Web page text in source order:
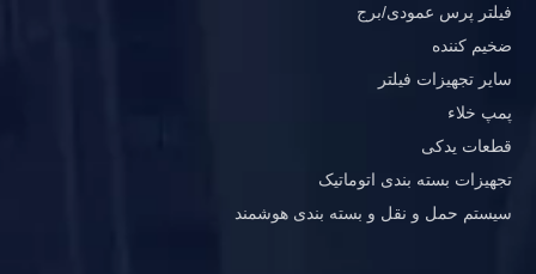
فیلتر پرس عمودی/برج
ضخیم کننده
سایر تجهیزات فیلتر
پمپ خلاء
قطعات یدکی
تجهیزات بسته بندی اتوماتیک
سیستم حمل و نقل و بسته بندی هوشمند